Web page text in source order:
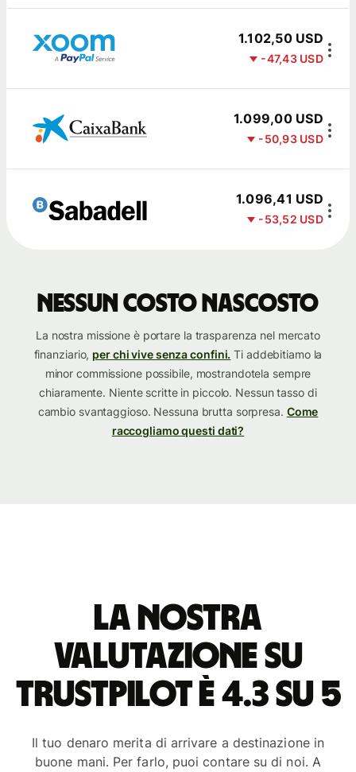
1.102,50 USD
-47,43 USD
1.099,00 USD
-50,93 USD
1.096,41 USD
-53,52 USD
Nessun costo nascosto
La nostra missione è portare la trasparenza nel mercato
finanziario, per chi vive senza confini. Ti addebitiamo la
minor commissione possibile, mostrandotela sempre
chiaramente. Niente scritte in piccolo. Nessun tasso di
cambio svantaggioso. Nessuna brutta sorpresa. Come
raccogliamo questi dati?
La nostra
valutazione su
Trustpilot è 4.3 su 5
Il tuo denaro merita di arrivare a destinazione in
buone mani. Per farlo, puoi contare su di noi. A